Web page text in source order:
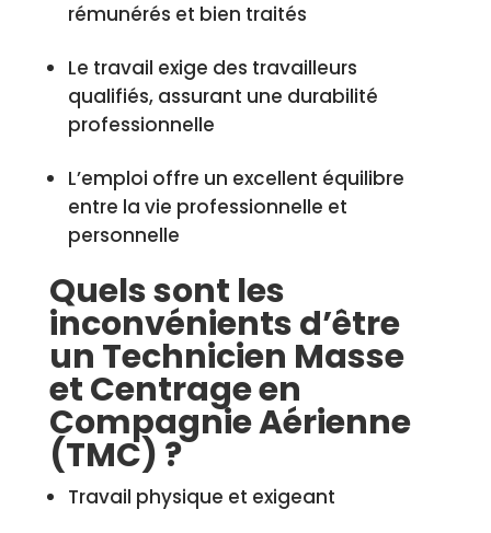
rémunérés et bien traités
Le travail exige des travailleurs
qualifiés, assurant une durabilité
professionnelle
L’emploi offre un excellent équilibre
entre la vie professionnelle et
personnelle
Quels sont les
inconvénients d’être
un Technicien Masse
et Centrage en
Compagnie Aérienne
(TMC) ?
Travail physique et exigeant